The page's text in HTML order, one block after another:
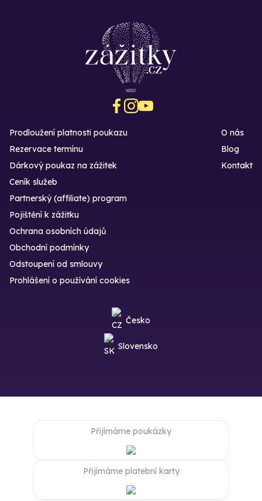
Prodloužení platnosti poukazu
Rezervace termínu
Dárkový poukaz na zážitek
O nás
Blog
Kontakt
Ceník služeb
Partnerský (affiliate) program
Pojištění k zážitku
Ochrana osobních údajů
Obchodní podmínky
Odstoupení od smlouvy
Prohlášení o používání cookies
Česko
Slovensko
Přijímáme poukázky
Přijímáme platební karty